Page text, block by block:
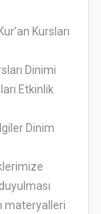
Kursları
Dinimi
Etkinlik
Dinim
materyalleri